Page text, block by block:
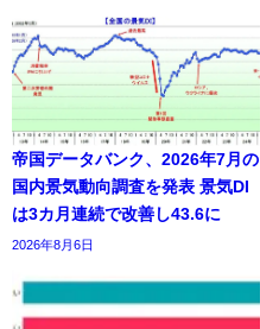
帝国データバンク、2026年7月の
国内景気動向調査を発表 景気DI
は3カ月連続で改善し43.6に
2026年8月6日